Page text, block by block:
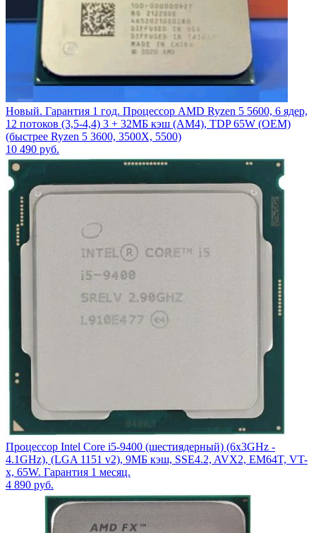
Новый. Гарантия 1 год. Процессор AMD Ryzen 5 5600, 6 ядер,
12 потоков (3,5-4,4) 3 + 32МБ кэш (AM4), TDP 65W (OEM)
(быстрее Ryzen 5 3600, 3500X, 5500)
10 490 руб.
Процессор Intel Core i5-9400 (шестиядерный) (6x3GHz -
4.1GHz), (LGA 1151 v2), 9МБ кэш, SSE4.2, AVX2, EM64T, VT-
x, 65W. Гарантия 1 месяц.
4 890 руб.